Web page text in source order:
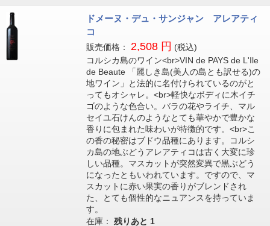
ドメーヌ・デュ・サンジャン アレアティ
コ
販売価格： 2,508 円 (税込)
コルシカ島のワイン<br>VIN de PAYS de L'Ile
de Beaute 「麗しき島(美人の島とも訳せる)の
地ワイン」と法的に名付けられているのがと
ってもオシャレ。<br>軽快なボディに木イチ
ゴのような色合い。バラの花やライチ、マル
セイユ石けんのようなとても華やかで豊かな
香りに包まれた味わいが特徴的です。<br>こ
の香の秘密はブドウ品種にあります。コルシ
カ島の地ぶどうアレアティコは古く大変に珍
しい品種。マスカットが突然変異で黒ぶどう
になったともいわれています。ですので、マ
スカットに赤い果実の香りがブレンドされ
た、とても個性的なニュアンスを持っていま
す。
在庫： 残りあと 1